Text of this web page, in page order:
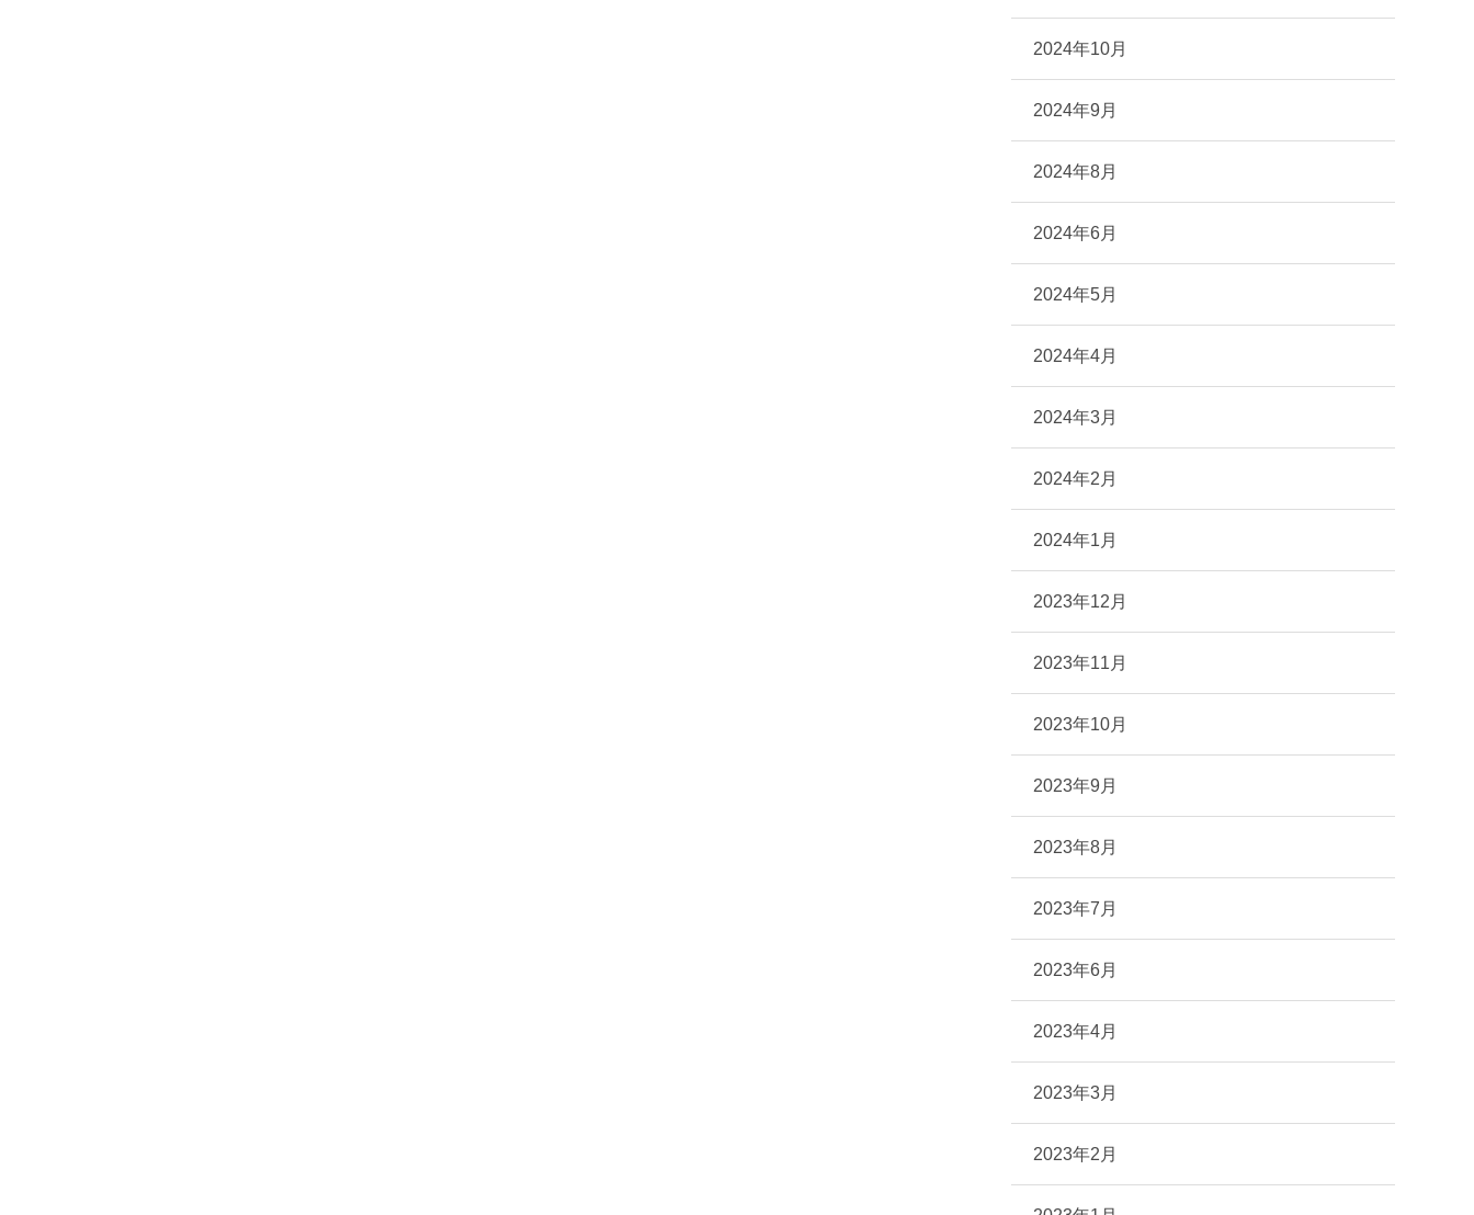
2024年10月
2024年9月
2024年8月
2024年6月
2024年5月
2024年4月
2024年3月
2024年2月
2024年1月
2023年12月
2023年11月
2023年10月
2023年9月
2023年8月
2023年7月
2023年6月
2023年4月
2023年3月
2023年2月